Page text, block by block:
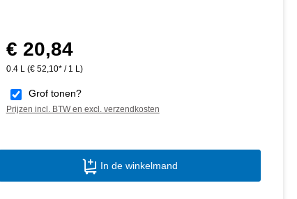
Normale prijs:
€ 20,84
0.4 L (€ 52,10* / 1 L)
Grof tonen?
Prijzen incl. BTW en excl. verzendkosten
Producthoeveelheid: Voer de gewenste
In de winkelmand